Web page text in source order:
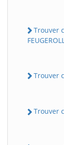
Trouver
Trouver
Trouver